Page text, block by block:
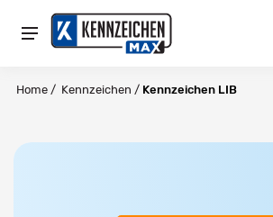
Home / Kennzeichen / Kennzeichen LIB